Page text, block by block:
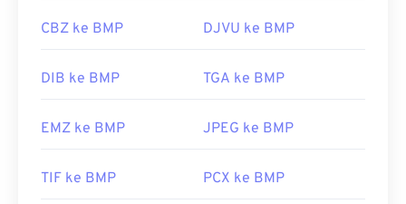
CBZ ke BMP DJVU ke BMP
DIB ke BMP TGA ke BMP
EMZ ke BMP JPEG ke BMP
TIF ke BMP PCX ke BMP